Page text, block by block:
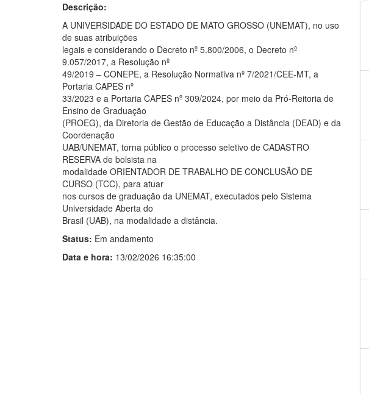
Descrição:
A UNIVERSIDADE DO ESTADO DE MATO GROSSO (UNEMAT), no uso
de suas atribuições
legais e considerando o Decreto nº 5.800/2006, o Decreto nº
9.057/2017, a Resolução nº
49/2019 – CONEPE, a Resolução Normativa nº 7/2021/CEE-MT, a
Portaria CAPES nº
33/2023 e a Portaria CAPES nº 309/2024, por meio da Pró-Reitoria de
Ensino de Graduação
(PROEG), da Diretoria de Gestão de Educação a Distância (DEAD) e da
Coordenação
UAB/UNEMAT, torna público o processo seletivo de CADASTRO
RESERVA de bolsista na
modalidade ORIENTADOR DE TRABALHO DE CONCLUSÃO DE
CURSO (TCC), para atuar
nos cursos de graduação da UNEMAT, executados pelo Sistema
Universidade Aberta do
Brasil (UAB), na modalidade a distância.
Status: Em andamento
Data e hora: 13/02/2026 16:35:00